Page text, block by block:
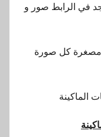
في الرابط صور و
مصغرة كل صورة
الماكينة